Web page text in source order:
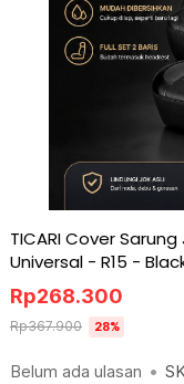
TICARI Cover
Universal - R15 -
Belum ada ulasan •
Rp268.300
Rp367.900 28%